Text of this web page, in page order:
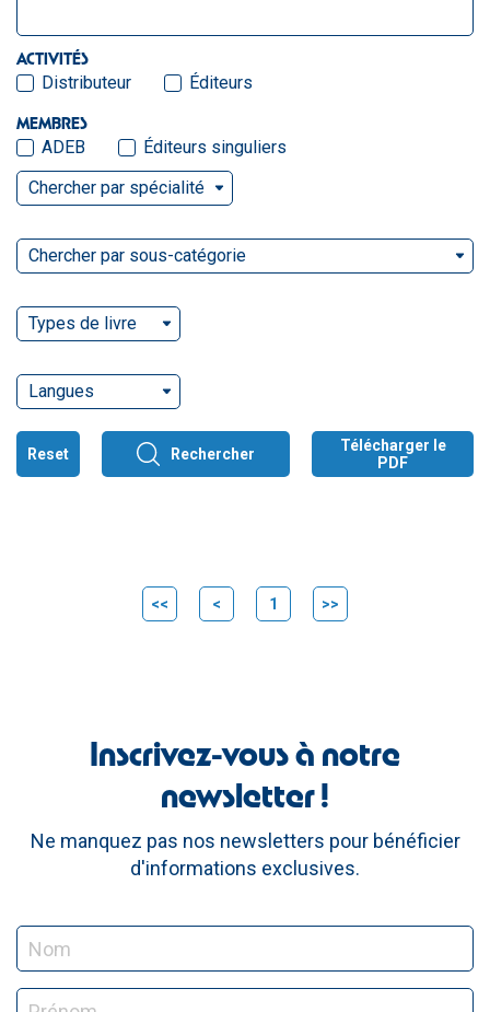
ACTIVITÉS
Distributeur Éditeurs
MEMBRES
ADEB
Éditeurs singuliers
Chercher par spécialité
Chercher par sous-catégorie
Types de livre
Langues
Reset Rechercher
Télécharger le
PDF
<< < 1 >>
Inscrivez-vous à notre
newsletter !
Ne manquez pas nos newsletters pour bénéficier
d'informations exclusives.